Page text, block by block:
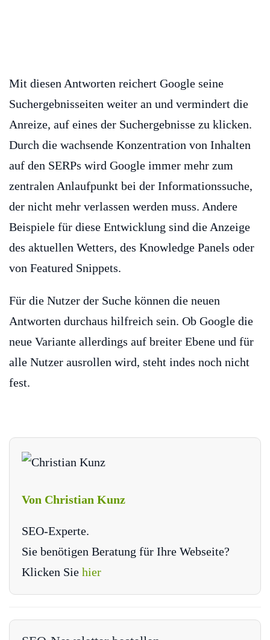
Mit diesen Antworten reichert Google seine
Suchergebnisseiten weiter an und vermindert die
Anreize, auf eines der Suchergebnisse zu klicken.
Durch die wachsende Konzentration von Inhalten
auf den SERPs wird Google immer mehr zum
zentralen Anlaufpunkt bei der Informationssuche,
der nicht mehr verlassen werden muss. Andere
Beispiele für diese Entwicklung sind die Anzeige
des aktuellen Wetters, des Knowledge Panels oder
von Featured Snippets.
Für die Nutzer der Suche können die neuen
Antworten durchaus hilfreich sein. Ob Google die
neue Variante allerdings auf breiter Ebene und für
alle Nutzer ausrollen wird, steht indes noch nicht
fest.
Von Christian Kunz
SEO-Experte.
Sie benötigen Beratung für Ihre Webseite?
Klicken Sie hier